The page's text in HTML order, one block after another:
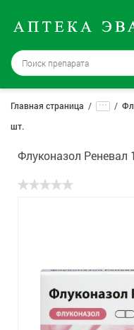
Москва→
12
Доставка и оплата
Способ получения:
Косметика
Гигиена
Главная страница ...
шт.
Флуконазол Реневал